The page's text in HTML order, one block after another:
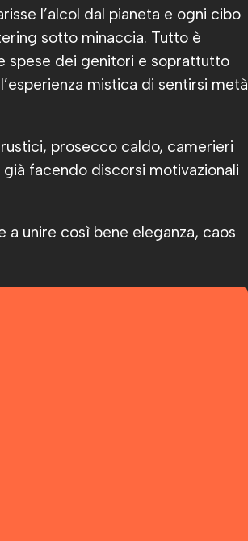
l’alcol dal pianeta e ogni cibo
sotto minaccia. Tutto è
spese dei genitori e soprattutto
mistica di sentirsi metà
prosecco caldo, camerieri
facendo discorsi motivazionali
a unire così bene eleganza, caos